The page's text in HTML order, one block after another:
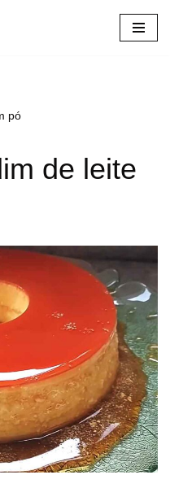
pó
de leite